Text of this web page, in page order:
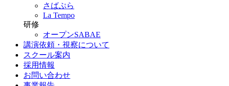
さばぷら
La Tempo
研修
オープンSABAE
講演依頼・視察について
スクール案内
採用情報
お問い合わせ